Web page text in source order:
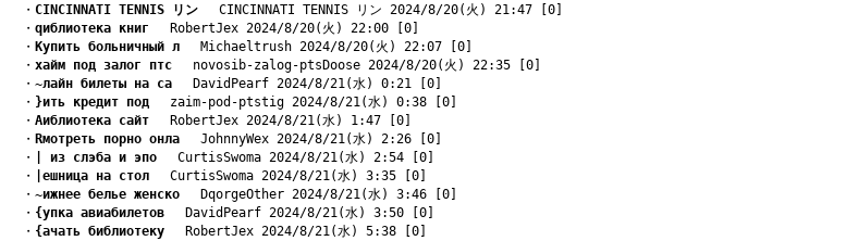
・ CINCINNATI TENNIS リン CINCINNATI TENNIS リン 2024/8/20(火) 21:47 [0]
・ qиблиотека книг RobertJex 2024/8/20(火) 22:00 [0]
・ Kупить больничный л Michaeltrush 2024/8/20(火) 22:07 [0]
・ xайм под залог птс novosib-zalog-ptsDoose 2024/8/20(火) 22:35 [0]
・ ~лайн билеты на са DavidPearf 2024/8/21(水) 0:21 [0]
・ }ить кредит под zaim-pod-ptstig 2024/8/21(水) 0:38 [0]
・ Aиблиотека сайт RobertJex 2024/8/21(水) 1:47 [0]
・ Rмотреть порно онла JohnnyWex 2024/8/21(水) 2:26 [0]
・
| из слэба и эпо CurtisSwoma 2024/8/21(水) 2:54 [0]
・
|ешница на стол CurtisSwoma 2024/8/21(水) 3:35 [0]
・ ~ижнее белье женско DqorgeOther 2024/8/21(水) 3:46 [0]
・ {упка авиабилетов DavidPearf 2024/8/21(水) 3:50 [0]
・ {ачать библиотеку RobertJex 2024/8/21(水) 5:38 [0]